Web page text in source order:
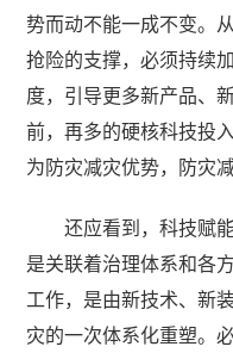
势而动不能一成不变。
抢险的支撑，必须持续
度，引导更多新产品、
前，再多的硬核科技投
为防灾减灾优势，防灾
还应看到，科技赋
是关联着治理体系和各
工作，是由新技术、新
灾的一次体系化重塑。